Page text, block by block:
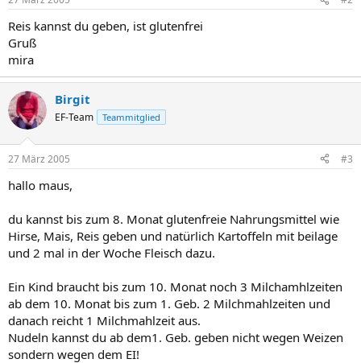
Reis kannst du geben, ist glutenfrei
Gruß
mira
Birgit
EF-Team Teammitglied
27 März 2005 #3
hallo maus,
du kannst bis zum 8. Monat glutenfreie Nahrungsmittel wie
Hirse, Mais, Reis geben und natürlich Kartoffeln mit beilage
und 2 mal in der Woche Fleisch dazu.
Ein Kind braucht bis zum 10. Monat noch 3 Milchamhlzeiten
ab dem 10. Monat bis zum 1. Geb. 2 Milchmahlzeiten und
danach reicht 1 Milchmahlzeit aus.
Nudeln kannst du ab dem1. Geb. geben nicht wegen Weizen
sondern wegen dem EI!